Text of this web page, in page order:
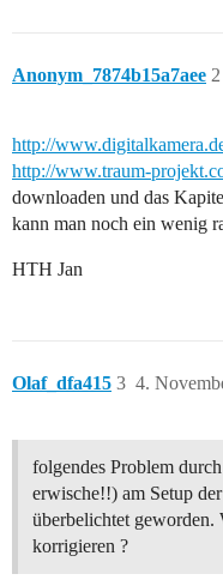
Anonym_7874b15a7aee 2
http://
http://www.traum-
downloaden und das
kann man noch ein wenig
HTH Jan
Olaf_dfa415 4.
3
folgendes Problem
erwische!!) am Setup
überbelichtet geworden.
korrigieren ?